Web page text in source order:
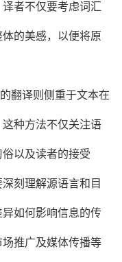
者不仅要考虑词汇
的美感，以便将原
翻译则侧重于文本在
种方法不仅关注语
以及读者的接受
刻理解源语言和目
如何影响信息的传
推广及媒体传播等